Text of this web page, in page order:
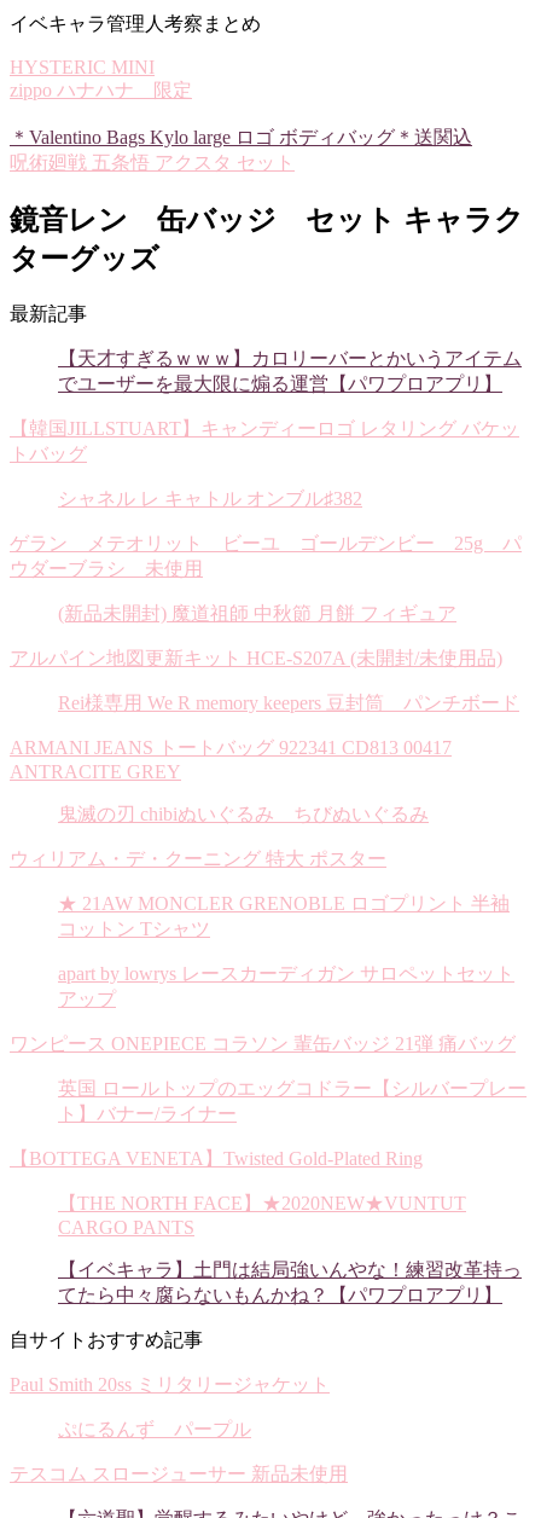
イベキャラ管理人考察まとめ
HYSTERIC MINI
zippo ハナハナ 限定
＊Valentino Bags Kylo large ロゴ ボディバッグ＊送関込
呪術廻戦 五条悟 アクスタ セット
鏡音レン 缶バッジ セット キャラク
ターグッズ
最新記事
【天才すぎるｗｗｗ】カロリーバーとかいうアイテム
でユーザーを最大限に煽る運営【パワプロアプリ】
【韓国JILLSTUART】キャンディーロゴ レタリング バケッ
トバッグ
シャネル レ キャトル オンブル♯382
ゲラン メテオリット ビーユ ゴールデンビー 25g パ
ウダーブラシ 未使用
(新品未開封) 魔道祖師 中秋節 月餅 フィギュア
アルパイン地図更新キット HCE-S207A (未開封/未使用品)
Rei様専用 We R memory keepers 豆封筒 パンチボード
ARMANI JEANS トートバッグ 922341 CD813 00417
ANTRACITE GREY
鬼滅の刃 chibiぬいぐるみ ちびぬいぐるみ
ウィリアム・デ・クーニング 特大 ポスター
★ 21AW MONCLER GRENOBLE ロゴプリント 半袖
コットン Tシャツ
apart by lowrys レースカーディガン サロペットセット
アップ
ワンピース ONEPIECE コラソン 輩缶バッジ 21弾 痛バッグ
英国 ロールトップのエッグコドラー【シルバープレー
ト】バナー/ライナー
【BOTTEGA VENETA】Twisted Gold-Plated Ring
【THE NORTH FACE】★2020NEW★VUNTUT
CARGO PANTS
【イベキャラ】土門は結局強いんやな！練習改革持っ
てたら中々腐らないもんかね？【パワプロアプリ】
自サイトおすすめ記事
Paul Smith 20ss ミリタリージャケット
ぷにるんず パープル
テスコム スロージューサー 新品未使用